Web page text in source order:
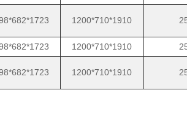
1200*710*1910
1200*710*1910
1200*710*1910